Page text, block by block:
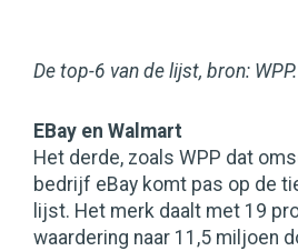
De top-6 van de lijst, bron: WPP.
EBay en Walmart
Het derde, zoals WPP dat
bedrijf eBay komt pas op de
lijst. Het merk daalt met 19
waardering naar 11,5 miljoen